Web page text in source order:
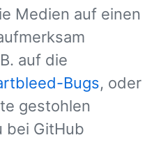
Medien auf einen
auf die
Bugs, oder
gestohlen
bei GitHub